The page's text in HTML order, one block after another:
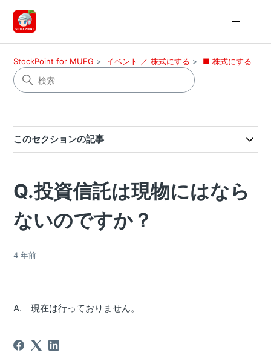
StockPoint for MUFG イベント ／ 株式にする ■ 株式にする
このセクションの記事
Q.投資信託は現物にはなら
ないのですか？
4 年前
A. 現在は行っておりません。